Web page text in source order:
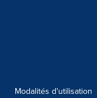
Modalités d'utilisation